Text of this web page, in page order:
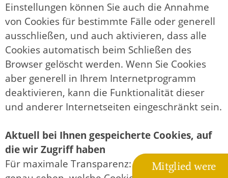
Mitglied were
Einstellungen können Sie auch die Annahme
von Cookies für bestimmte Fälle oder generell
ausschließen, und auch aktivieren, dass alle
Cookies automatisch beim Schließen des
Browser gelöscht werden. Wenn Sie Cookies
aber generell in Ihrem Internetprogramm
deaktivieren, kann die Funktionalität dieser
und anderer Internetseiten eingeschränkt sein.
Aktuell bei Ihnen gespeicherte Cookies, auf
die wir Zugriff haben
Für maximale Transparenz: Hier können Sie